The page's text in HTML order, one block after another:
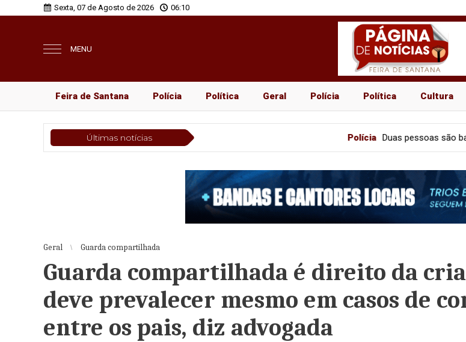
Sexta, 07 de Agosto de 2026 06:10
MENU
Feira de Santana Polícia Política Geral Polícia Política Cultura
Últimas notícias Duas pessoas são baleadas no
Geral Guarda compartilhada
Guarda compartilhada é direito da
deve prevalecer mesmo em casos de
entre os pais, diz advogada